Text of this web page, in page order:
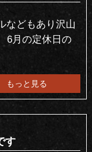
などもあり沢山
6月の定休日の
もっと見る
す